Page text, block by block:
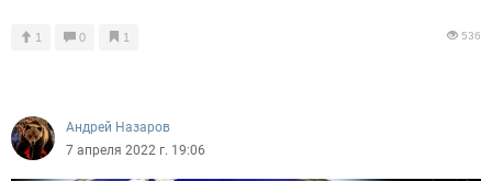
1 0 1 536
Андрей Назаров
7 апреля 2022 г. 19:06